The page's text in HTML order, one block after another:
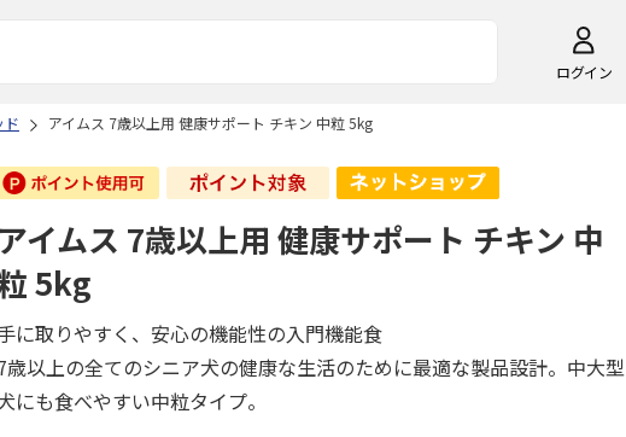
ログイン
ド アイムス 7歳以上用 健康サポート チキン 中粒 5kg
アイムス 7歳以上用 健康サポート チキン 中
5kg
に取りやすく、安心の機能性の入門機能食
歳以上の全てのシニア犬の健康な生活のために最適な製品設計。中大型
にも食べやすい中粒タイプ。